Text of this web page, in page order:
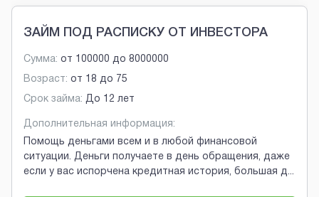
ЗАЙМ ПОД РАСПИСКУ ОТ ИНВЕСТОРА
Сумма: от 100000 до 8000000
Возраст: от 18 до 75
Срок займа: До 12 лет
Дополнительная информация:
Помощь деньгами всем и в любой финансовой
ситуации. Деньги получаете в день обращения, даже
если у вас испорчена кредитная история, большая д...